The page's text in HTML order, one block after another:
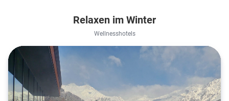
Relaxen im Winter
Wellnesshotels